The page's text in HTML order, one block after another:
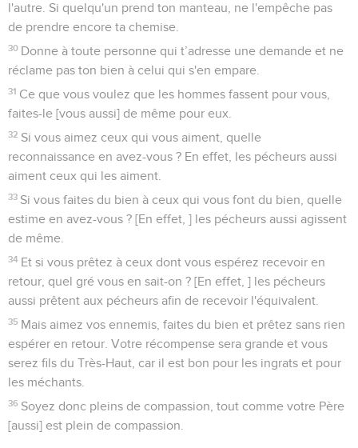
l'autre. Si quelqu'un prend ton manteau, ne l'empêche pas
de prendre encore ta chemise.
30 Donne à toute personne qui t’adresse une demande et ne
réclame pas ton bien à celui qui s'en empare.
31 Ce que vous voulez que les hommes fassent pour vous,
faites-le [vous aussi] de même pour eux.
32 Si vous aimez ceux qui vous aiment, quelle
reconnaissance en avez-vous ? En effet, les pécheurs aussi
aiment ceux qui les aiment.
33 Si vous faites du bien à ceux qui vous font du bien, quelle
estime en avez-vous ? [En effet, ] les pécheurs aussi agissent
de même.
34 Et si vous prêtez à ceux dont vous espérez recevoir en
retour, quel gré vous en sait-on ? [En effet, ] les pécheurs
aussi prêtent aux pécheurs afin de recevoir l'équivalent.
35 Mais aimez vos ennemis, faites du bien et prêtez sans rien
espérer en retour. Votre récompense sera grande et vous
serez fils du Très-Haut, car il est bon pour les ingrats et pour
les méchants.
36 Soyez donc pleins de compassion, tout comme votre Père
[aussi] est plein de compassion.